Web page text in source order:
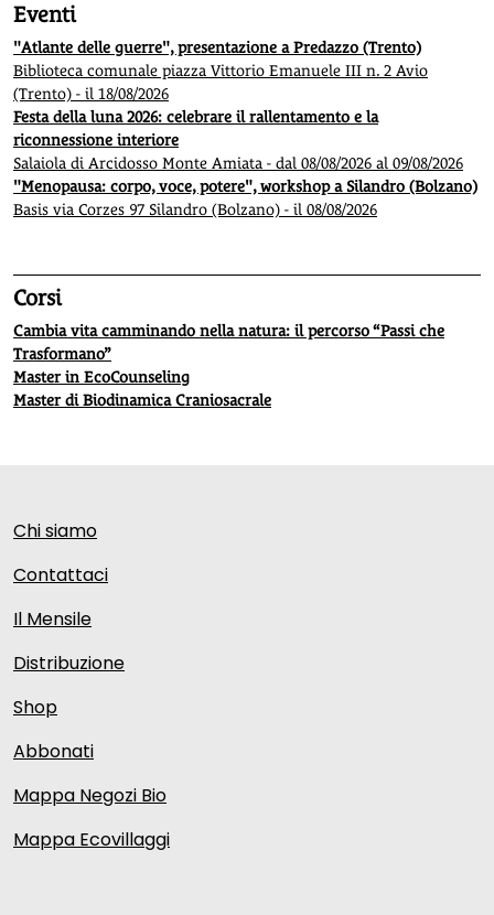
Eventi
"Atlante delle guerre", presentazione a Predazzo (Trento)
Biblioteca comunale piazza Vittorio Emanuele III n. 2 Avio
(Trento) - il 18/08/2026
Festa della luna 2026: celebrare il rallentamento e la
riconnessione interiore
Salaiola di Arcidosso Monte Amiata - dal 08/08/2026 al 09/08/2026
"Menopausa: corpo, voce, potere", workshop a Silandro (Bolzano)
Basis via Corzes 97 Silandro (Bolzano) - il 08/08/2026
Corsi
Cambia vita camminando nella natura: il percorso “Passi che
Trasformano”
Master in EcoCounseling
Master di Biodinamica Craniosacrale
Chi siamo
Contattaci
Il Mensile
Distribuzione
Shop
Abbonati
Mappa Negozi Bio
Mappa Ecovillaggi